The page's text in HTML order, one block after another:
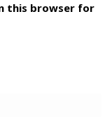
this browser for